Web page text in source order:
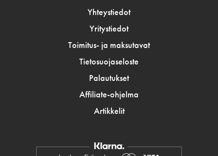
Yhteystiedot
Yritystiedot
Toimitus- ja maksutavat
Tietosuojaseloste
Palautukset
Affiliate-ohjelma
Artikkelit